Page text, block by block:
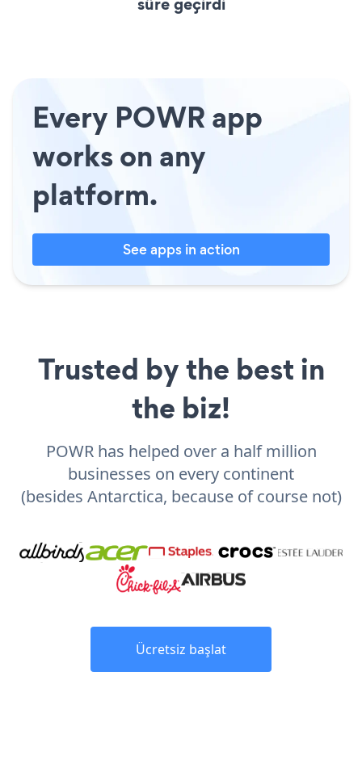
Every POWR app
works on any
platform.
See apps in action
Trusted by the best in
the biz!
POWR has helped over a half million
businesses on every continent
(besides Antarctica, because of course not)
Ücretsiz başlat